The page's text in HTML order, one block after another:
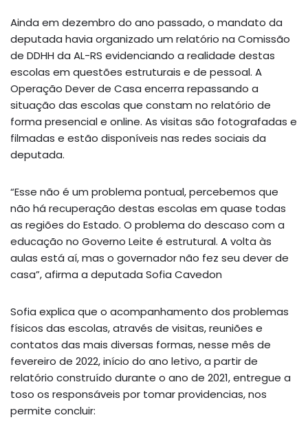
Ainda em dezembro do ano passado, o mandato da
deputada havia organizado um relatório na Comissão
de DDHH da AL-RS evidenciando a realidade destas
escolas em questões estruturais e de pessoal. A
Operação Dever de Casa encerra repassando a
situação das escolas que constam no relatório de
forma presencial e online. As visitas são fotografadas e
filmadas e estão disponíveis nas redes sociais da
deputada.
“Esse não é um problema pontual, percebemos que
não há recuperação destas escolas em quase todas
as regiões do Estado. O problema do descaso com a
educação no Governo Leite é estrutural. A volta às
aulas está aí, mas o governador não fez seu dever de
casa”, afirma a deputada Sofia Cavedon
Sofia explica que o acompanhamento dos problemas
físicos das escolas, através de visitas, reuniões e
contatos das mais diversas formas, nesse mês de
fevereiro de 2022, início do ano letivo, a partir de
relatório construído durante o ano de 2021, entregue a
toso os responsáveis por tomar providencias, nos
permite concluir: